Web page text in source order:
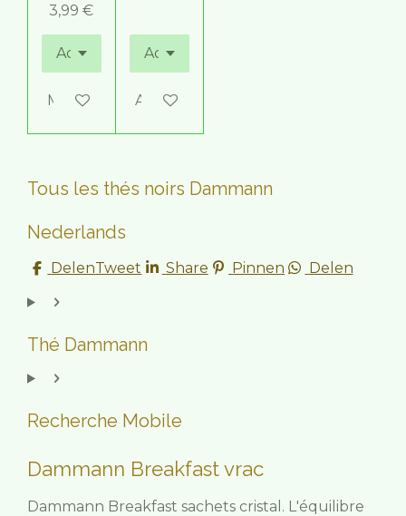
3,99 €
M'avertir si disponibleAjouter au panier
Tous les thés noirs Dammann
Nederlands
DelenTweet Share Pinnen Delen
Thé Dammann
Recherche Mobile
Dammann Breakfast vrac
Dammann Breakfast sachets cristal. L'équilibre